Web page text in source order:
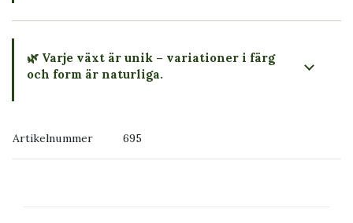
🌿 Varje växt är unik – variationer i färg
och form är naturliga.
Artikelnummer 695